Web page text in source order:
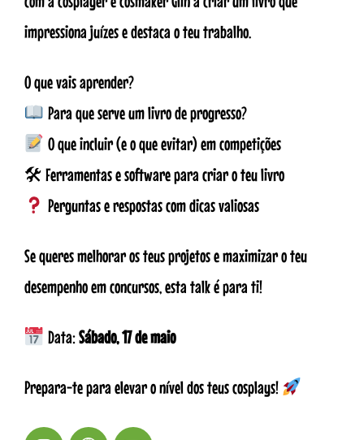
impressiona juízes e destaca o teu trabalho.
O que vais aprender?
Para que serve um livro de progresso?
O que incluir (e o que evitar) em competições
🛠 Ferramentas e software para criar o teu livro
Perguntas e respostas com dicas valiosas
Se queres melhorar os teus projetos e maximizar o teu
desempenho em concursos, esta talk é para ti!
Data:Sábado, 17 de maio
Prepara-te para elevar o nível dos teus cosplays!